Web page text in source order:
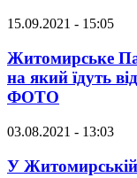
15.09.2021 - 15:05
Житомирське
на який їдуть
ФОТО
03.08.2021 - 13:03
У Житомирській